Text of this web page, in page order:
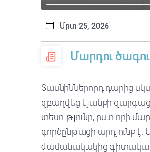
Մրտ 25, 2026
Մարդու
Տասնիններորդ դարից
զբաղվեց կյանքի
տեսությունը, ըստ որի
գործընթացի արդյունք
ժամանակակից գիտական